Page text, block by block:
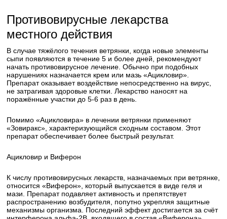
Противовирусные лекарства
местного действия
В случае тяжёлого течения ветрянки, когда новые элементы
сыпи появляются в течение 5 и более дней, рекомендуют
начать противовирусное лечение. Обычно при подобных
нарушениях назначается крем или мазь «Ацикловир».
Препарат оказывает воздействие непосредственно на вирус,
не затрагивая здоровые клетки. Лекарство наносят на
поражённые участки до 5-6 раз в день.
Помимо «Ацикловира» в лечении ветрянки применяют
«Зовиракс», характеризующийся сходным составом. Этот
препарат обеспечивает более быстрый результат.
Ацикловир и Виферон
К числу противовирусных лекарств, назначаемых при ветрянке,
относится «Виферон», который выпускается в виде геля и
мази. Препарат подавляет активность и препятствует
распространению возбудителя, попутно укрепляя защитные
механизмы организма. Последний эффект достигается за счёт